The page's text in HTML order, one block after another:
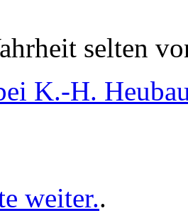
selten
K.-H.
weiter..